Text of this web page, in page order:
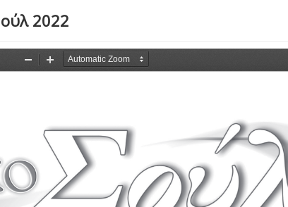
2022